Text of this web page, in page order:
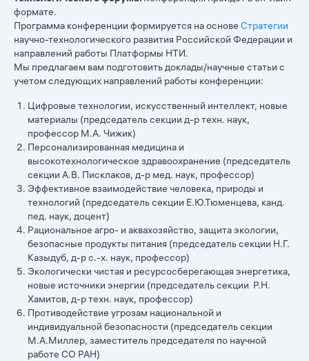
формате.
Программа конференции формируется на основе Стратегии
научно-технологического развития Российской Федерации и
направлений работы Платформы НТИ.
Мы предлагаем вам подготовить доклады/научные статьи с
учетом следующих направлений работы конференции:
Цифровые технологии, искусственный интеллект, новые
материалы (председатель секции д-р техн. наук,
профессор М.А. Чижик)
Персонализированная медицина и
высокотехнологическое здравоохранение (председатель
секции А.В. Писклаков, д-р мед. наук, профессор)
Эффективное взаимодействие человека, природы и
технологий (председатель секции Е.Ю.Тюменцева, канд.
пед. наук, доцент)
Рациональное агро- и аквахозяйство, защита экологии,
безопасные продукты питания (председатель секции Н.Г.
Казыдуб, д-р с.-х. наук, профессор)
Экологически чистая и ресурсосберегающая энергетика,
новые источники энергии (председатель секции Р.Н.
Хамитов, д-р техн. наук, профессор)
Противодействие угрозам национальной и
индивидуальной безопасности (председатель секции
М.А.Миллер, заместитель председателя по научной
работе СО РАН)